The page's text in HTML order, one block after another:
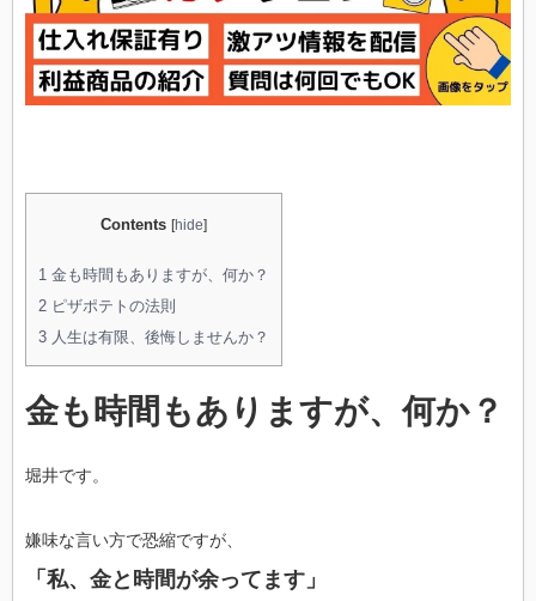
Contents [hide]
1 金も時間もありますが、何か？
2 ピザポテトの法則
3 人生は有限、後悔しませんか？
金も時間もありますが、何か？
堀井です。
嫌味な言い方で恐縮ですが、
「私、金と時間が余ってます」